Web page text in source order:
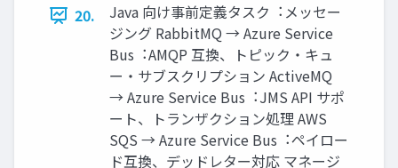
20.
Java 向け事前定義タスク︓メッセー
ジング RabbitMQ → Azure Service
Bus︓AMQP 互換、トピック・キュ
ー・サブスクリプション ActiveMQ
→ Azure Service Bus︓JMS API サポ
ート、トランザクション処理 AWS
SQS → Azure Service Bus︓ペイロー
ド互換、デッドレター対応 マネージ